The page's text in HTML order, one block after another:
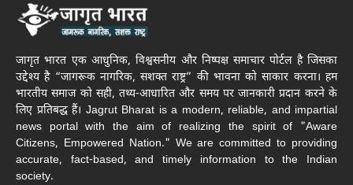
जागृत भारत एक आधुनिक, विश्वसनीय और निष्पक्ष समाचार पोर्टल है जिसका
उद्देश्य है “जागरूक नागरिक, सशक्त राष्ट्र” की भावना को साकार करना। हम
भारतीय समाज को सही, तथ्य-आधारित और समय पर जानकारी प्रदान करने के
लिए प्रतिबद्ध हैं। Jagrut Bharat is a modern, reliable, and impartial
news portal with the aim of realizing the spirit of "Aware
Citizens, Empowered Nation." We are committed to providing
accurate, fact-based, and timely information to the Indian
society.